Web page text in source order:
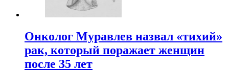
Онколог Муравлев назвал «тихий»
рак, который поражает женщин
после 35 лет